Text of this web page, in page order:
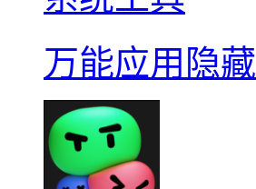
万能应用隐藏